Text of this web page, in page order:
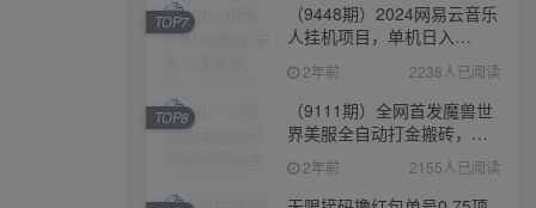
（9448期）2024网易云音乐
人挂机项目，单机日入
150+，无脑月入5000+
2年前 2238人已阅读
TOP7
（9111期）全网首发魔兽世
界美服全自动打金搬砖，日
入1000+，简单好操作，保
姆级教学
2年前 2155人已阅读
TOP8